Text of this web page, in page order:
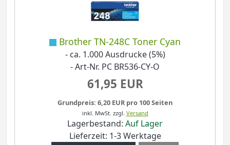
Brother TN-248C Toner Cyan
- ca. 1.000 Ausdrucke (5%)
- Art-Nr. PC BR536-CY-O
61,95 EUR
Grundpreis: 6,20 EUR pro 100 Seiten
inkl. MwSt. zzgl. Versand
Lagerbestand: Auf Lager
Lieferzeit: 1-3 Werktage